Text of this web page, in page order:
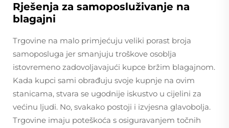
Rješenja za samoposluživanje na
blagajni
Trgovine na malo primjećuju veliki porast broja
samoposluga jer smanjuju troškove osoblja
istovremeno zadovoljavajući kupce bržim blagajnom.
Kada kupci sami obrađuju svoje kupnje na ovim
stanicama, stvara se ugodnije iskustvo u cijelini za
većinu ljudi. No, svakako postoji i izvjesna glavobolja.
Trgovine imaju poteškoća s osiguravanjem točnih